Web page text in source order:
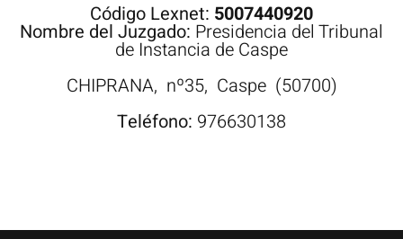
Código Lexnet: 5007440920
Nombre del Juzgado: Presidencia del Tribunal
de Instancia de Caspe
CHIPRANA, nº35, Caspe (50700)
Teléfono: 976630138